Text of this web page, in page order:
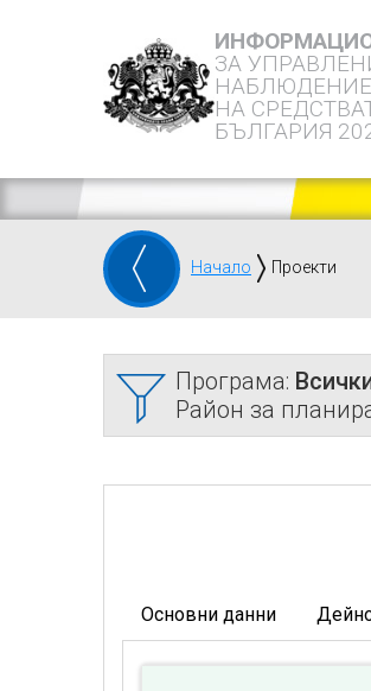
ЗА
НАБЛЮДЕНИЕ
НА
БЪЛГАРИЯ
Начало Проекти
Програма:
Район за
Основни данни